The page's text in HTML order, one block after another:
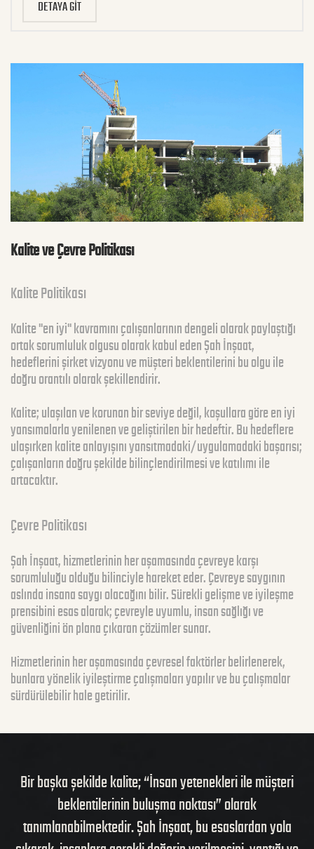
DETAYA GİT
Kalite ve Çevre Politikası
Kalite Politikası
Kalite "en iyi" kavramını çalışanlarının dengeli olarak paylaştığı
ortak sorumluluk olgusu olarak kabul eden Şah İnşaat,
hedeflerini şirket vizyonu ve müşteri beklentilerini bu olgu ile
doğru orantılı olarak şekillendirir.
Kalite; ulaşılan ve korunan bir seviye değil, koşullara göre en iyi
yansımalarla yenilenen ve geliştirilen bir hedeftir. Bu hedeflere
ulaşırken kalite anlayışını yansıtmadaki/uygulamadaki başarısı;
çalışanların doğru şekilde bilinçlendirilmesi ve katılımı ile
artacaktır.
Çevre Politikası
Şah İnşaat, hizmetlerinin her aşamasında çevreye karşı
sorumluluğu olduğu bilinciyle hareket eder. Çevreye saygının
aslında insana saygı olacağını bilir. Sürekli gelişme ve iyileşme
prensibini esas alarak; çevreyle uyumlu, insan sağlığı ve
güvenliğini ön plana çıkaran çözümler sunar.
Hizmetlerinin her aşamasında çevresel faktörler belirlenerek,
bunlara yönelik iyileştirme çalışmaları yapılır ve bu çalışmalar
sürdürülebilir hale getirilir.
Bir başka şekilde kalite; “İnsan yetenekleri ile müşteri
beklentilerinin buluşma noktası” olarak
tanımlanabilmektedir. Şah İnşaat, bu esaslardan yola